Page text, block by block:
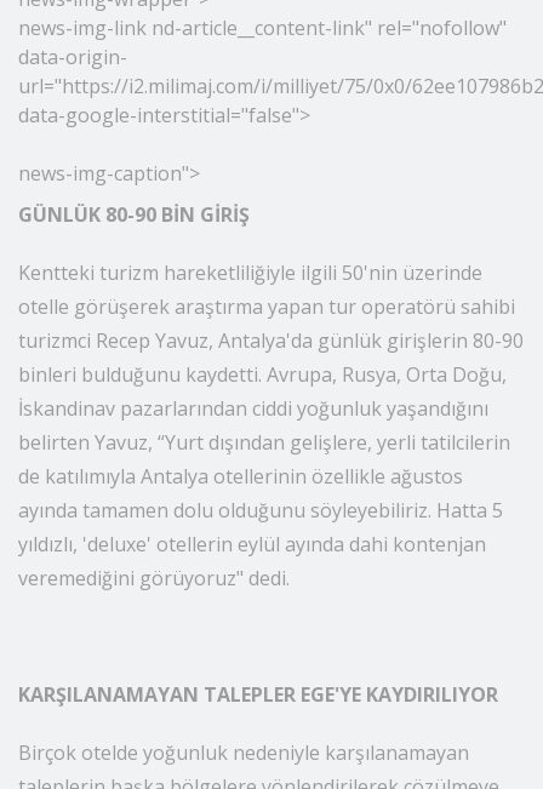
news-img-wrapper">
news-img-link nd-article__content-link" rel="nofollow"
data-origin-
url="https://i2.milimaj.com/i/milliyet/75/0x0/
news-img-caption">
Kentteki turizm hareketliliğiyle ilgili 50'nin üzerinde
otelle görüşerek araştırma yapan tur operatörü sahibi
turizmci Recep Yavuz, Antalya'da günlük girişlerin 80-90
binleri bulduğunu kaydetti. Avrupa, Rusya, Orta Doğu,
İskandinav pazarlarından ciddi yoğunluk yaşandığını
belirten Yavuz, “Yurt dışından gelişlere, yerli tatilcilerin
de katılımıyla Antalya otellerinin özellikle ağustos
ayında tamamen dolu olduğunu söyleyebiliriz. Hatta 5
yıldızlı, 'deluxe' otellerin eylül ayında dahi kontenjan
Birçok otelde yoğunluk nedeniyle karşılanamayan